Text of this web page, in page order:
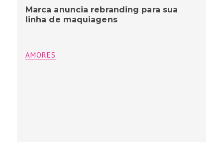
Marca anuncia rebranding para sua
linha de maquiagens
AMORES